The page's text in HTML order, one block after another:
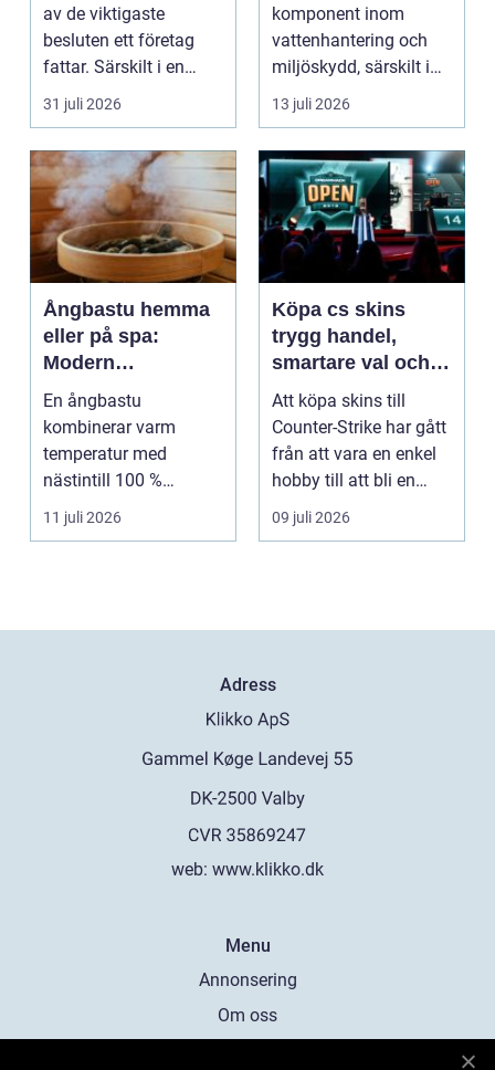
av de viktigaste
besluten ett företag
fattar. Särskilt i en
företagsintensi...
31 juli 2026
komponent inom
vattenhantering och
miljöskydd, särskilt i
verksamheter som i...
13 juli 2026
Ångbastu hemma
eller på spa:
Modern
återhämtning med
uråldrig logik
En ångbastu
kombinerar varm
temperatur med
nästintill 100 %
luftfuktighet för att
sk...
11 juli 2026
Köpa cs skins
trygg handel,
smartare val och
bättre affärer
Att köpa skins till
Counter-Strike har gått
från att vara en enkel
hobby till att bli en
egen liten ...
09 juli 2026
Adress
web: www.klikko.dk
Menu
Annonsering
Om oss